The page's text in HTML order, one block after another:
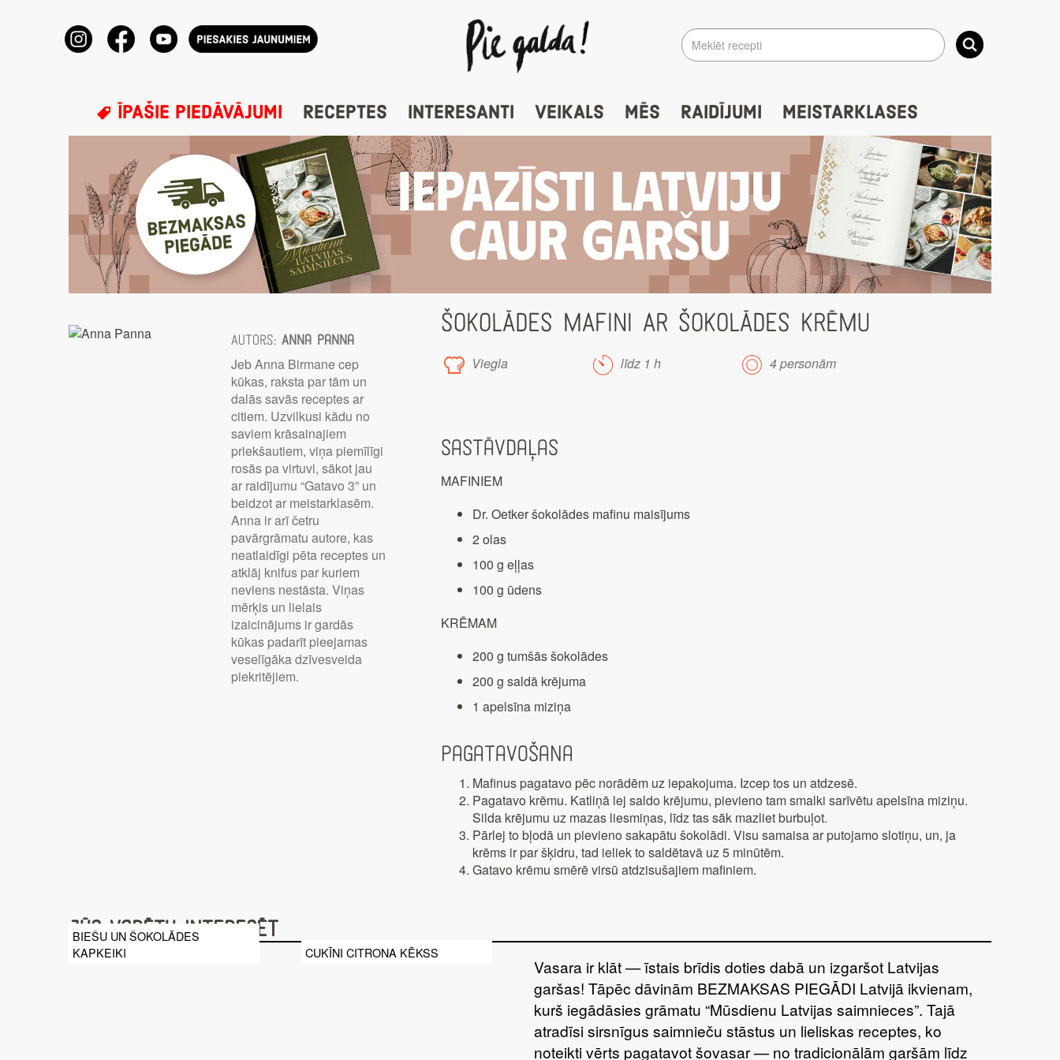
ĪPAŠIE PIEDĀVĀJUMI RECEPTES INTERESANTI VEIKALS MĒS RAIDĪJUMI MEISTARKLASES
Autors:Anna Panna
Jeb Anna Birmane cep
kūkas, raksta par tām un
dalās savās receptes ar
citiem. Uzvilkusi kādu no
saviem krāsainajiem
priekšautiem, viņa piemīlīgi
rosās pa virtuvi, sākot jau
ar raidījumu “Gatavo 3” un
beidzot ar meistarklasēm.
Anna ir arī četru
pavārgrāmatu autore, kas
neatlaidīgi pēta receptes un
atklāj knifus par kuriem
neviens nestāsta. Viņas
mērķis un lielais
izaicinājums ir gardās
kūkas padarīt pieejamas
veselīgāka dzīvesveida
piekritējiem.
ŠOKOLĀDES MAFINI AR ŠOKOLĀDES KRĒMU
Viegla līdz 1 h 4 personām
Sastāvdaļas
MAFINIEM
Dr. Oetker šokolādes mafinu maisījums
2 olas
100 g eļļas
100 g ūdens
KRĒMAM
200 g tumšās šokolādes
200 g saldā krējuma
1 apelsīna miziņa
Pagatavošana
Mafinus pagatavo pēc norādēm uz iepakojuma. Izcep tos un atdzesē.
Pagatavo krēmu. Katliņā lej saldo krējumu, pievieno tam smalki sarīvētu apelsīna miziņu.
Silda krējumu uz mazas liesmiņas, līdz tas sāk mazliet burbuļot.
Pārlej to bļodā un pievieno sakapātu šokolādi. Visu samaisa ar putojamo slotiņu, un, ja
krēms ir par šķidru, tad ieliek to saldētavā uz 5 minūtēm.
Gatavo krēmu smērē virsū atdzisušajiem mafiniem.
Jūs varētu interesēt
BIEŠU UN ŠOKOLĀDES
KAPKEIKI
CUKĪNI CITRONA KĒKSS
Vasara ir klāt — īstais brīdis doties dabā un izgaršot Latvijas
garšas! Tāpēc dāvinām BEZMAKSAS PIEGĀDI Latvijā ikvienam,
kurš iegādāsies grāmatu “Mūsdienu Latvijas saimnieces”. Tajā
atradīsi sirsnīgus saimnieču stāstus un lieliskas receptes, ko
noteikti vērts pagatavot šovasar — no tradicionālām garšām līdz